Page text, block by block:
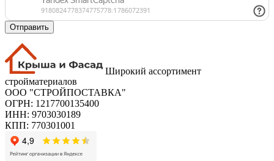
Отправить
Широкий ассортимент
стройматериалов
ООО "СТРОЙПОСТАВКА"
ОГРН: 1217700135400
ИНН: 9703030189
КПП: 770301001